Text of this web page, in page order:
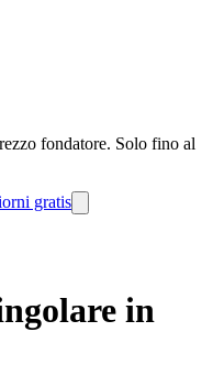
fondatore. Solo fino al
gratis
in